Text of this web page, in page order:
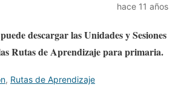
hace 11 años
descargar las Unidades y Sesiones
Rutas de Aprendizaje para primaria.
, Rutas de Aprendizaje